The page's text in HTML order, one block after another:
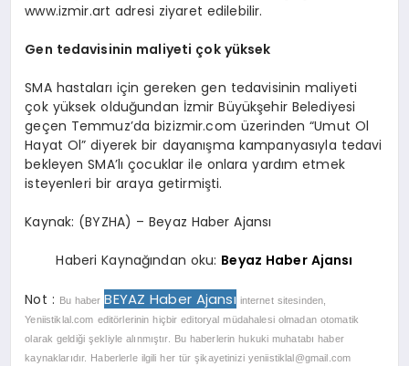
www.izmir.art adresi ziyaret edilebilir.
Gen tedavisinin maliyeti çok yüksek
SMA hastaları için gereken gen tedavisinin maliyeti
çok yüksek olduğundan İzmir Büyükşehir Belediyesi
geçen Temmuz’da bizizmir.com üzerinden “Umut Ol
Hayat Ol” diyerek bir dayanışma kampanyasıyla tedavi
bekleyen SMA’lı çocuklar ile onlara yardım etmek
isteyenleri bir araya getirmişti.
Kaynak: (BYZHA) – Beyaz Haber Ajansı
Haberi Kaynağından oku: Beyaz Haber Ajansı
Not : Bu haber BEYAZ Haber Ajansı internet sitesinden,
Yeniistiklal.com editörlerinin hiçbir editoryal müdahalesi olmadan otomatik
olarak geldiği şekliyle alınmıştır. Bu haberlerin hukuki muhatabı haber
kaynaklarıdır. Haberlerle ilgili her tür şikayetinizi yeniistiklal@gmail.com